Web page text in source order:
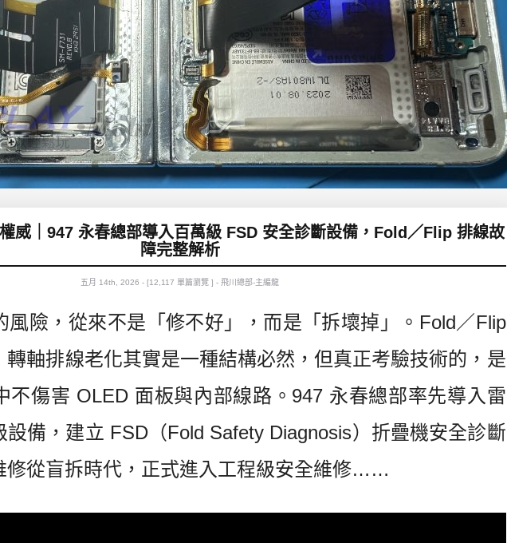
威｜947 永春總部導入百萬級 FSD 安全診斷設備，Fold／Flip 排線故
障完整解析
五月 14th, 2026 - [12,117 單篇瀏覽 ] - 飛川總部-主編龍
風險，從來不是「修不好」，而是「拆壞掉」。Fold／Flip
轉軸排線老化其實是一種結構必然，但真正考驗技術的，是
不傷害 OLED 面板與內部線路。947 永春總部率先導入雷
設備，建立 FSD（Fold Safety Diagnosis）折疊機安全診斷
修從盲拆時代，正式進入工程級安全維修……